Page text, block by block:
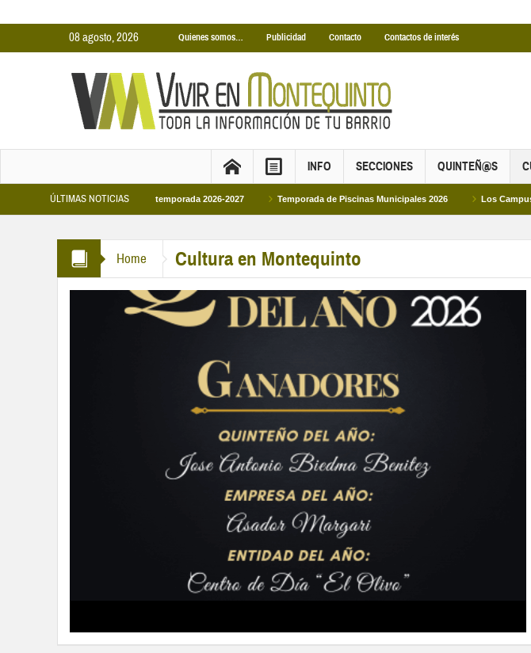
08 agosto, 2026 Quienes somos… Publicidad Contacto Contactos de interés
INFO SECCIONES QUINTEÑ@S
ÚLTIMAS NOTICIAS
Municipales temporada 2026-2027 Temporada de Piscinas Municipales 2026 Los Campus de
Home Cultura en Montequinto